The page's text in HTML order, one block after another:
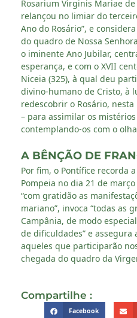
Rosarium Virginis Mariae de
relançou no limiar do
Ano do Rosário”, e
do quadro de Nossa
o iminente Ano Jubilar,
esperança, e com o XVII
Niceia (325), à qual deu
divino-humano de Cristo, à
redescobrir o Rosário,
– para assimilar os
contemplando-os com o
A BÊNÇÃO DE
Por fim, o Pontífice recorda
Pompeia no dia 21 de
“com gratidão as
mariano”, invoca “todas as
Campânia, de modo
de dificuldades” e assegura
aqueles que participarão
chegada do quadro da
Compartilhe :
Facebook